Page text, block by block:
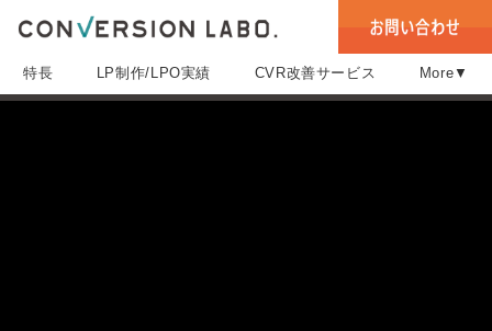
特長 LP制作/LPO実績 CVR改善サービス More▼